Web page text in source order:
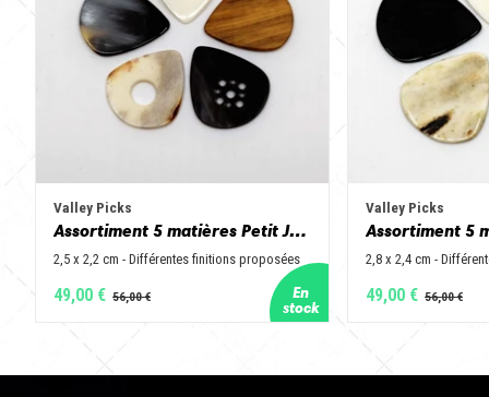
Valley Picks
Assortiment 5 matières Petit Jazz - Corne de vache, os, bois de cerf, buis et corne de buffle
2,5 x 2,2 cm - Différentes finitions proposées
49,00 €
Valley Picks
2,8 x 2,4 cm -
49,00 €